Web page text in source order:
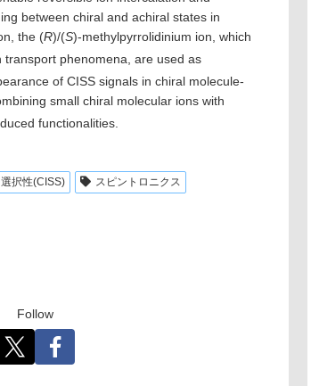
between chiral and achiral states in
the (R)/(S)-methylpyrrolidinium ion, which
phenomena, are used as
of CISS signals in chiral molecule-
small chiral molecular ions with
functionalities.
択性(CISS)
スピントロニクス
Follow